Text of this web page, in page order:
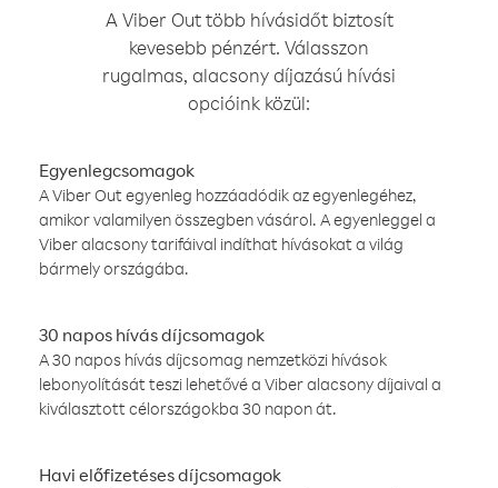
A Viber Out több hívásidőt biztosít
kevesebb pénzért. Válasszon
rugalmas, alacsony díjazású hívási
opcióink közül:
Egyenlegcsomagok
A Viber Out egyenleg hozzáadódik az egyenlegéhez,
amikor valamilyen összegben vásárol. A egyenleggel a
Viber alacsony tarifáival indíthat hívásokat a világ
bármely országába.
30 napos hívás díjcsomagok
A 30 napos hívás díjcsomag nemzetközi hívások
lebonyolítását teszi lehetővé a Viber alacsony díjaival a
kiválasztott célországokba 30 napon át.
Havi előfizetéses díjcsomagok